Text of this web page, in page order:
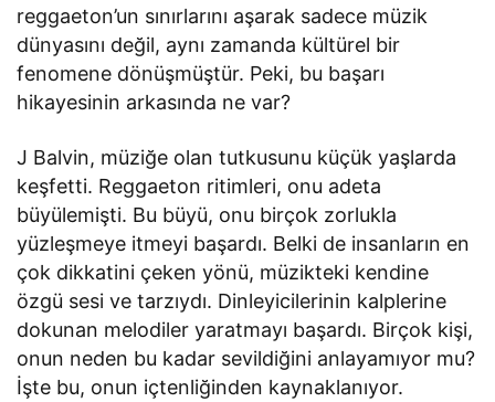
reggaeton’un sınırlarını aşarak sadece müzik
dünyasını değil, aynı zamanda kültürel bir
fenomene dönüşmüştür. Peki, bu başarı
hikayesinin arkasında ne var?
J Balvin, müziğe olan tutkusunu küçük yaşlarda
keşfetti. Reggaeton ritimleri, onu adeta
büyülemişti. Bu büyü, onu birçok zorlukla
yüzleşmeye itmeyi başardı. Belki de insanların en
çok dikkatini çeken yönü, müzikteki kendine
özgü sesi ve tarzıydı. Dinleyicilerinin kalplerine
dokunan melodiler yaratmayı başardı. Birçok kişi,
onun neden bu kadar sevildiğini anlayamıyor mu?
İşte bu, onun içtenliğinden kaynaklanıyor.